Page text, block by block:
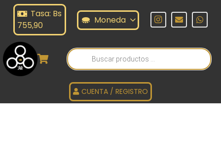
Tasa: Bs
755,90
Moneda
Búsqueda
de
productos
CUENTA / REGISTRO